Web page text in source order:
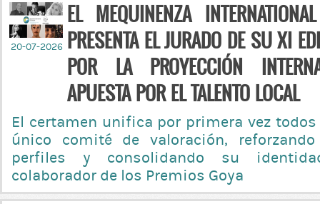
EL MEQUINENZA
PRESENTA EL JURADO DE SU XI
POR LA PROYECCIÓN
APUESTA POR EL TALENTO LOCAL
20-07-2026
El certamen unifica por primera vez
único comité de valoración,
perfiles y consolidando su
colaborador de los Premios Goya